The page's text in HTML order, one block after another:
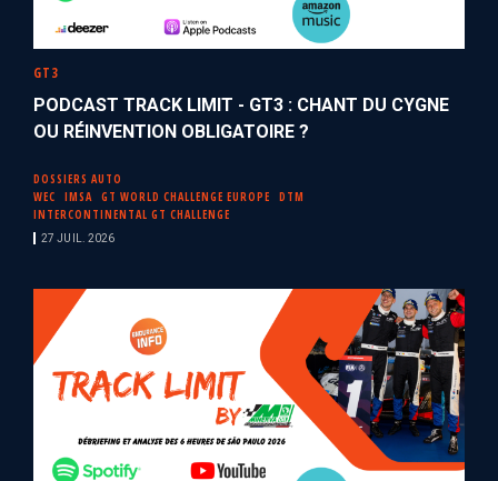
GT3
PODCAST TRACK LIMIT - GT3 : CHANT DU CYGNE
OU RÉINVENTION OBLIGATOIRE ?
DOSSIERS AUTO
WEC
IMSA GT WORLD CHALLENGE EUROPE
DTM
INTERCONTINENTAL GT CHALLENGE
27 JUIL. 2026